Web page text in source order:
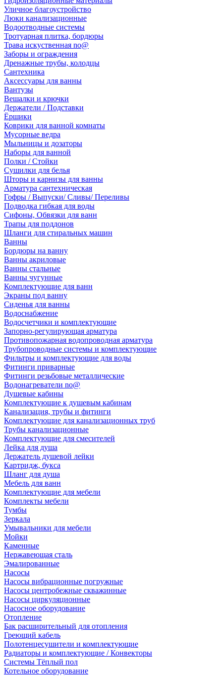
Уличное благоустройство
Люки канализационные
Водоотводные системы
Тротуарная плитка, бордюры
Трава искуственная no@
Заборы и ограждения
Дренажные трубы, колодцы
Сантехника
Аксессуары для ванны
Вантузы
Вешалки и крючки
Держатели / Подставки
Ёршики
Коврики для ванной комнаты
Мусорные ведра
Мыльницы и дозаторы
Наборы для ванной
Полки / Стойки
Сушилки для белья
Шторы и карнизы для ванны
Арматура сантехническая
Гофры / Выпуски/ Сливы/ Переливы
Подводка гибкая для воды
Сифоны, Обвязки для ванн
Трапы для поддонов
Шланги для стиральных машин
Ванны
Бордюры на ванну
Ванны акриловые
Ванны стальные
Ванны чугунные
Комплектующие для ванн
Экраны под ванну
Сиденья для ванны
Водоснабжение
Водосчетчики и комплектующие
Запорно-регулирующая арматура
Противопожарная водопроводная арматура
Трубопроводные системы и комплектующие
Фильтры и комплектующие для воды
Фитинги приварные
Фитинги резьбовые металлические
Водонагреватели no@
Душевые кабины
Комплектующие к душевым кабинам
Канализация, трубы и фитинги
Комплектующие для канализационных труб
Трубы канализационные
Комплектующие для смесителей
Лейка для душа
Держатель душевой лейки
Картридж, букса
Шланг для душа
Мебель для ванн
Комплектующие для мебели
Комплекты мебели
Тумбы
Зеркала
Умывальники для мебели
Мойки
Каменные
Нержавеющая сталь
Эмалированные
Насосы
Насосы вибрационные погружные
Насосы центробежные скважинные
Насосы циркуляционные
Насосное оборудование
Отопление
Бак расширительный для отопления
Греющий кабель
Полотенцесушители и комплектующие
Радиаторы и комплектующие / Конвекторы
Системы Тёплый пол
Котельное оборудование